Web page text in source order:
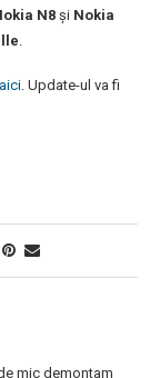
N8 și Nokia
.
aici. Update-ul va fi
mic demontam